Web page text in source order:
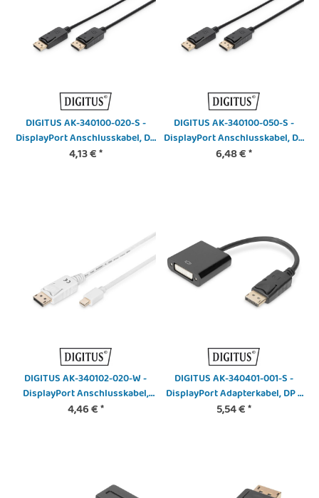
DIGITUS AK-340100-020-S -
DisplayPort Anschlusskabel, DP
St/St, 2.0m, m/Verriegelung,
4,13 €*
DIGITUS AK-340100-050-S -
DisplayPort Anschlusskabel, DP
St/St, 5.0m, m/Verriegelung,
6,48 €*
DIGITUS AK-340102-020-W -
DisplayPort Anschlusskabel,
4,46 €*
DIGITUS AK-340401-001-S -
DisplayPort Adapterkabel, DP -
DVI (24+5) St/Bu, 0.15m,
5,54 €*